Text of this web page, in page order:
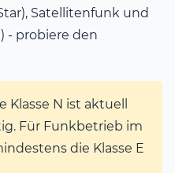
Satellitenfunk und
- probiere den
Klasse N ist aktuell
Für Funkbetrieb im
die Klasse E